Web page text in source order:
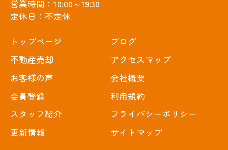
営業時間：10:00～19:30
定休日：不定休
トップぺージ
不動産売却
お客様の声
会員登録
スタッフ紹介
更新情報
ブログ
アクセスマップ
会社概要
利用規約
プライバシーポリシー
サイトマップ